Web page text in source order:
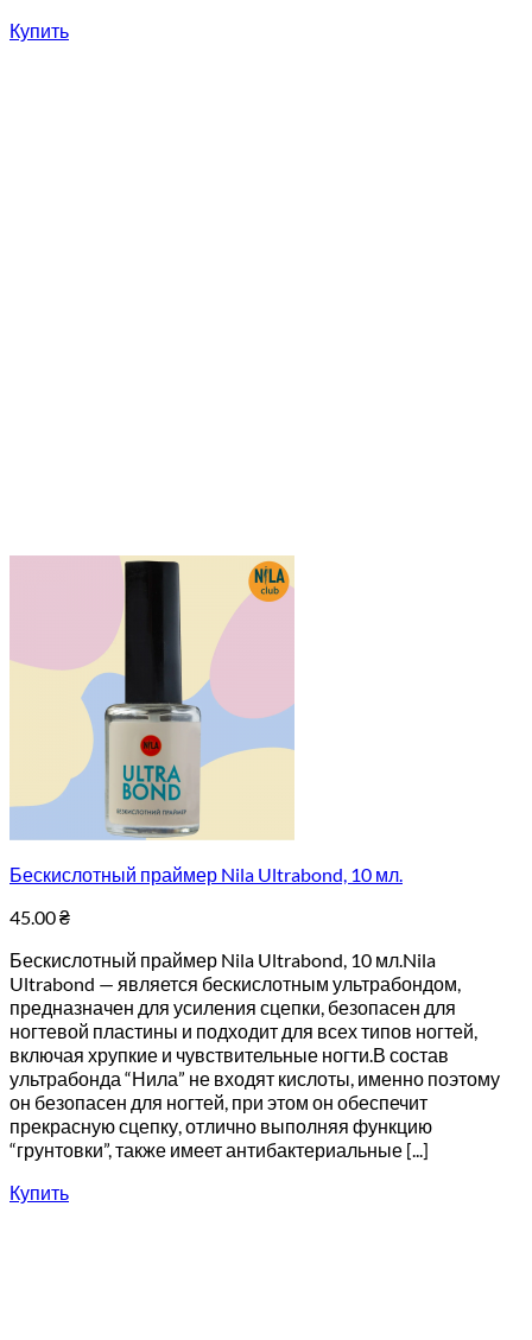
Купить
Бескислотный праймер Nila Ultrabond, 10 мл.
45.00₴
Бескислотный праймер Nila Ultrabond, 10 мл.Nila
Ultrabond — является бескислотным ультрабондом,
предназначен для усиления сцепки, безопасен для
ногтевой пластины и подходит для всех типов ногтей,
включая хрупкие и чувствительные ногти.В состав
ультрабонда “Нила” не входят кислоты, именно поэтому
он безопасен для ногтей, при этом он обеспечит
прекрасную сцепку, отлично выполняя функцию
“грунтовки”, также имеет антибактериальные [...]
Купить